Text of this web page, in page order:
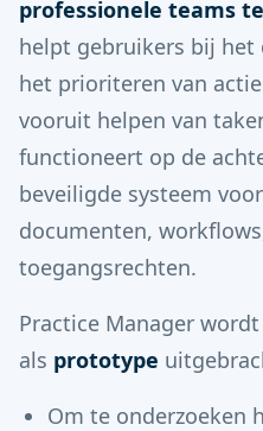
professionele teams
helpt gebruikers bij het
het prioriteren van
vooruit helpen van
functioneert op de
beveiligde systeem
documenten,
toegangsrechten.
Practice Manager
als prototype
Om te onderzoeken